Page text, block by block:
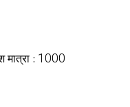
: 1000